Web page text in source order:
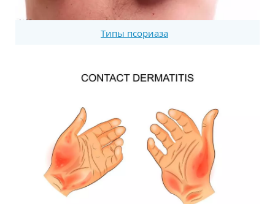
Типы псориаза